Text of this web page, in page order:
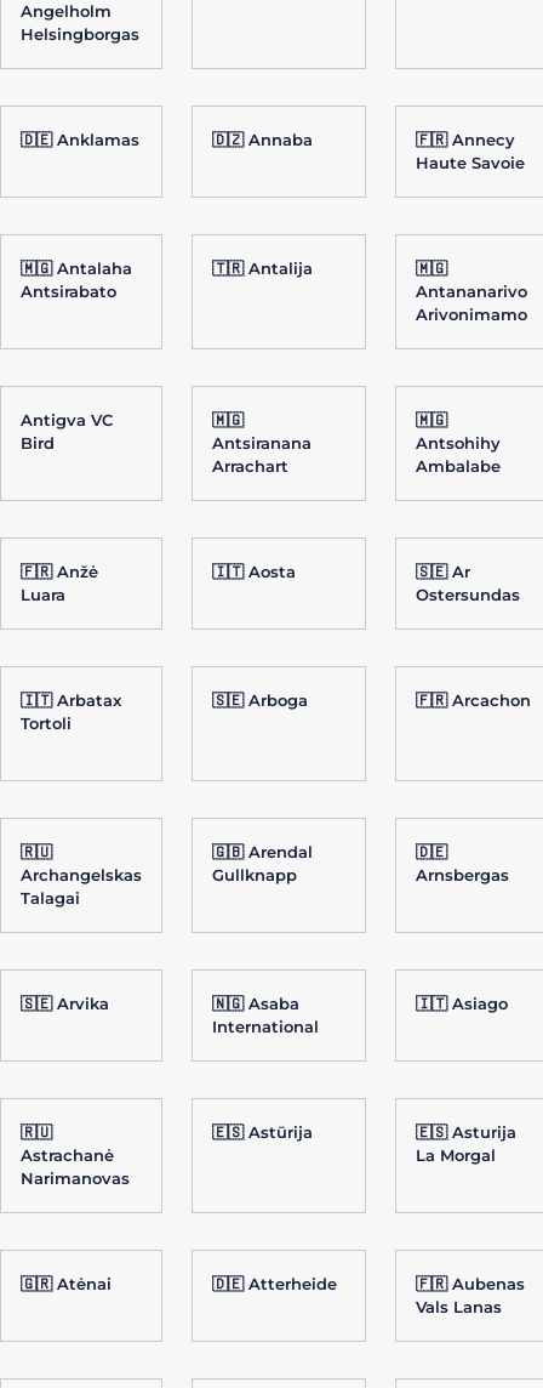
Angelholm
Helsingborgas
🇩🇪 Anklamas 🇩🇿 Annaba
🇫🇷 Annecy
Haute Savoie
🇲🇬 Antalaha
Antsirabato
🇹🇷 Antalija
🇲🇬
Antananarivo
Arivonimamo
Antigva VC
Bird
🇲🇬
Antsiranana
Arrachart
🇲🇬
Antsohihy
Ambalabe
🇫🇷 Anžė
Luara
🇮🇹 Aosta
🇸🇪 Ar
Ostersundas
🇮🇹 Arbatax
Tortoli
🇸🇪 Arboga 🇫🇷 Arcachon
🇷🇺
Archangelskas
Talagai
🇬🇧 Arendal
Gullknapp
🇩🇪
Arnsbergas
🇸🇪 Arvika
🇳🇬 Asaba
International
🇮🇹 Asiago
🇷🇺
Astrachanė
Narimanovas
🇪🇸 Astūrija
🇪🇸 Asturija
La Morgal
🇬🇷 Atėnai 🇩🇪 Atterheide
🇫🇷 Aubenas
Vals Lanas